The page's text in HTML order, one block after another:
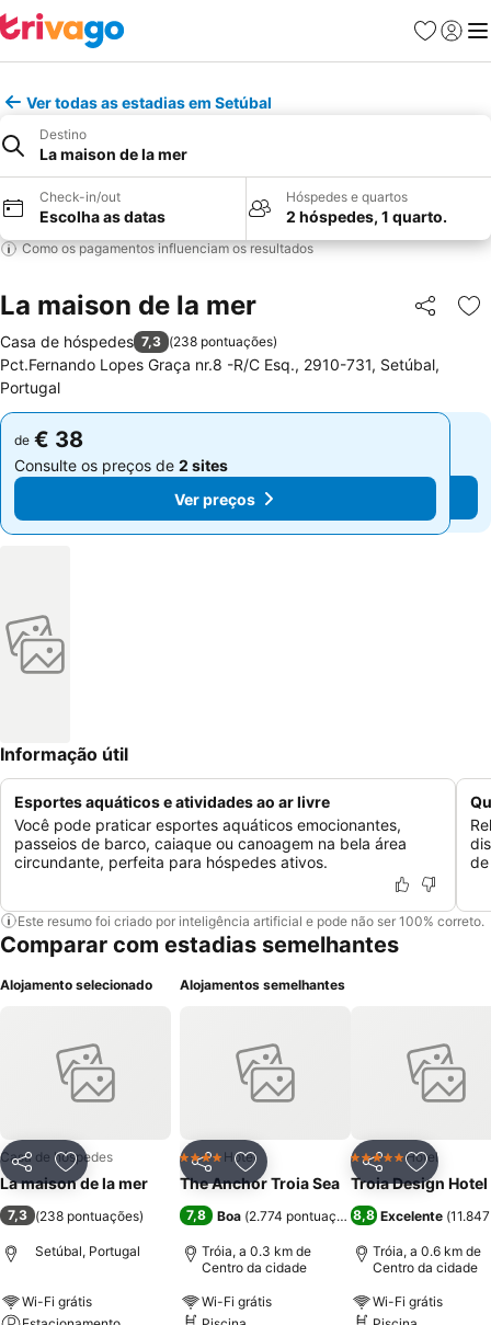
Favoritos
Iniciar
Ver todas as estadias em Setúbal
Destino
La maison de la mer
Check-in/out
Escolha as datas
Hóspedes e quartos
2 hóspedes, 1 quarto.
Como os pagamentos influenciam os resultados
La maison de la mer Partilhar
Casa de hóspedes 7,3 (238 pontuações)
Pct.Fernando Lopes Graça nr.8 -R/C Esq., 2910-731, Setúbal,
Portugal
de € 38
Consulte os preços de 2 sites
Ver preços
de € 38
Consulte os preços de 2 sites
Ver preços
Informação útil
Esportes aquáticos e atividades ao ar livre
Você pode praticar esportes aquáticos emocionantes,
passeios de barco, caiaque ou canoagem na bela área
circundante, perfeita para hóspedes ativos.
Este resumo foi criado por inteligência artificial e pode não ser 100% correto.
Comparar com estadias semelhantes
Alojamento selecionado
PartilharAdicionar aos favoritos
Casa de hóspedes
La maison de la mer
7,3 (238 pontuações)
Setúbal, Portugal
Wi-Fi grátis
Alojamentos semelhantes
PartilharAdicionar aos favoritos
4 EstrelasHotel
The Anchor Troia Sea
7,8 Boa (2.774 pontuações)
Tróia, a 0.3 km de
Centro da cidade
Wi-Fi grátis
Partilhar
5 EstrelasHotel
Troia Design Hotel
8,8 Excelente (
Tróia, a 0.6 km de
Centro da cidade
Wi-Fi grátis